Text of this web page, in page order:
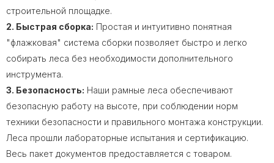
строительной площадке.
2. Быстрая сборка: Простая и интуитивно понятная
"флажковая" система сборки позволяет быстро и легко
собирать леса без необходимости дополнительного
инструмента.
3. Безопасность: Наши рамные леса обеспечивают
безопасную работу на высоте, при соблюдении норм
техники безопасности и правильного монтажа конструкции.
Леса прошли лабораторные испытания и сертификацию.
Весь пакет документов предоставляется с товаром.